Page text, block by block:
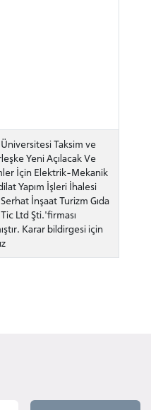
Taksim ve
Yeni Açılacak Ve
İçin Elektrik-Mekanik
Yapım İşleri İhalesi
İnşaat Turizm Gıda
Ltd Şti.'firması
Karar bildirgesi için